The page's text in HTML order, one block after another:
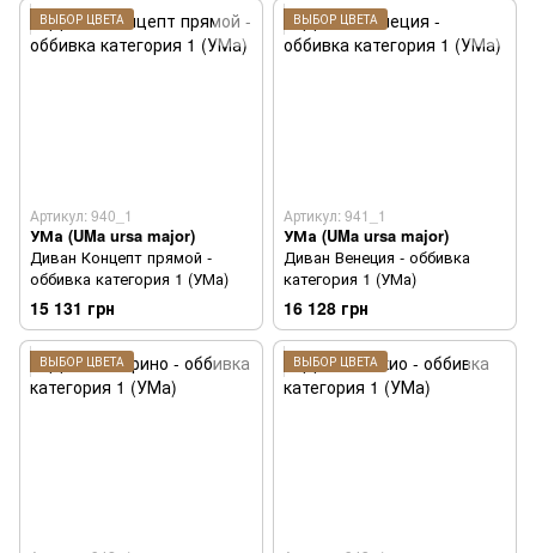
ВЫБОР ЦВЕТА
Артикул: 940_1
УМа (UMa ursa major)
Диван Концепт прямой -
оббивка категория 1 (УМа)
15 131 грн
ВЫБОР ЦВЕТА
Артикул: 941_1
УМа (UMa ursa major)
Диван Венеция - оббивка
категория 1 (УМа)
16 128 грн
ВЫБОР ЦВЕТА ВЫБОР ЦВЕТА